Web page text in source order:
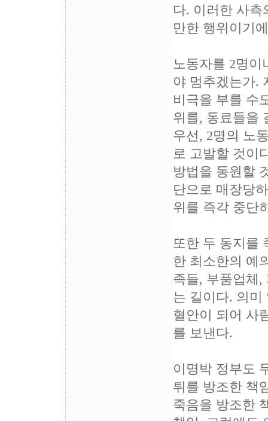
다. 이러한 사측
만한 행위이기
노동자를 2명이
야 멈추겠는가.
비극을 부를 수
위를, 동료들을
우선, 2명의 노
로 고발할 것이
방법을 동원할
단으로 매장당
위를 즉각 중단
또한 두 동지를
한 최소한의 예
족들, 부품업체,
는 길이다. 의미
혈안이 되어 사
를 보낸다.
이명박 정부도
튀를 방조한 책
죽음을 방조한